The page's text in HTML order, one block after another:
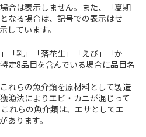
合は表示しません。また、「夏期
なる場合は、記号での表示はせ
しています。
「乳」「落花生」「えび」「か
定8品目を含んでいる場合に品目名
れらの魚介類を原材料として製造
漁法によりエビ・カニが混じって
れらの魚介類は、エサとしてエ
あります。